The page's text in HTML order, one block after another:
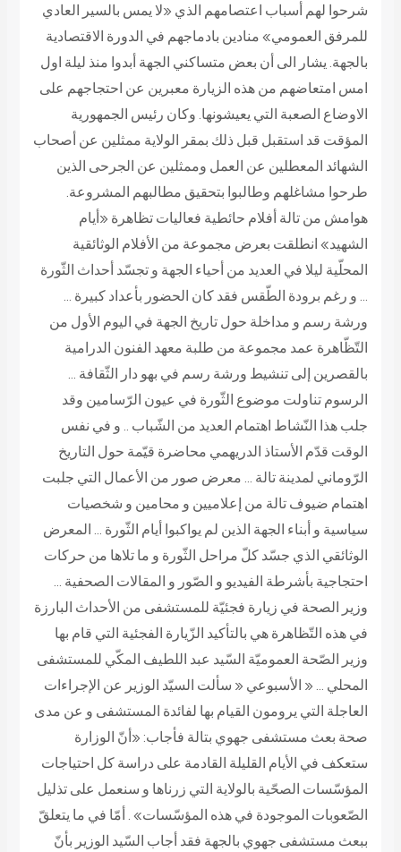
شرحوا لهم أسباب اعتصامهم الذي «لا يمس بالسير العادي
للمرفق العمومي» منادين بادماجهم في الدورة الاقتصادية
بالجهة. يشار الى أن بعض متساكني الجهة أبدوا منذ ليلة اول
امس امتعاضهم من هذه الزيارة معبرين عن احتجاجهم على
الاوضاع الصعبة التي يعيشونها. وكان رئيس الجمهورية
المؤقت قد استقبل قبل ذلك بمقر الولاية ممثلين عن أصحاب
الشهائد المعطلين عن العمل وممثلين عن الجرحى الذين
طرحوا مشاغلهم وطالبوا بتحقيق مطالبهم المشروعة.
هوامش من تالة أفلام حائطية فعاليات تظاهرة «أيام
الشهيد» انطلقت بعرض مجموعة من الأفلام الوثائقية
المحلّية ليلا في العديد من أحياء الجهة و تجسّد أحداث الثّورة
… و رغم برودة الطّقس فقد كان الحضور بأعداد كبيرة …
ورشة رسم و مداخلة حول تاريخ الجهة في اليوم الأول من
التّظّاهرة عمد مجموعة من طلبة معهد الفنون الدرامية
بالقصرين إلى تنشيط ورشة رسم في بهو دار الثّقافة …
الرسوم تناولت موضوع الثّورة في عيون الرّسامين وقد
جلب هذا النّشاط اهتمام العديد من الشّباب .. و في نفس
الوقت قدّم الأستاذ الدريهمي محاضرة قيّمة حول التاريخ
الرّوماني لمدينة تالة … معرض صور من الأعمال التي جلبت
اهتمام ضيوف تالة من إعلاميين و محامين و شخصيات
سياسية و أبناء الجهة الذين لم يواكبوا أيام الثّورة … المعرض
الوثائقي الذي جسّد كلّ مراحل الثّورة و ما تلاها من حركات
احتجاجية بأشرطة الفيديو و الصّور و المقالات الصحفية …
وزير الصحة في زيارة فجئيّة للمستشفى من الأحداث البارزة
في هذه التّظاهرة هي بالتأكيد الزّيارة الفجئية التي قام بها
وزير الصّحة العموميّة السّيد عبد اللطيف المكّي للمستشفى
المحلي … « الأسبوعي « سألت السيّد الوزير عن الإجراءات
العاجلة التي يرومون القيام بها لفائدة المستشفى و عن مدى
صحة بعث مستشفى جهوي بتالة فأجاب: «أنّ الوزارة
ستعكف في الأيام القليلة القادمة على دراسة كل احتياجات
المؤسّسات الصحّية بالولاية التي زرناها و سنعمل على تذليل
الصّعوبات الموجودة في هذه المؤسّسات» . أمّا في ما يتعلقّ
ببعث مستشفى جهوي بالجهة فقد أجاب السّيد الوزير بأنّ